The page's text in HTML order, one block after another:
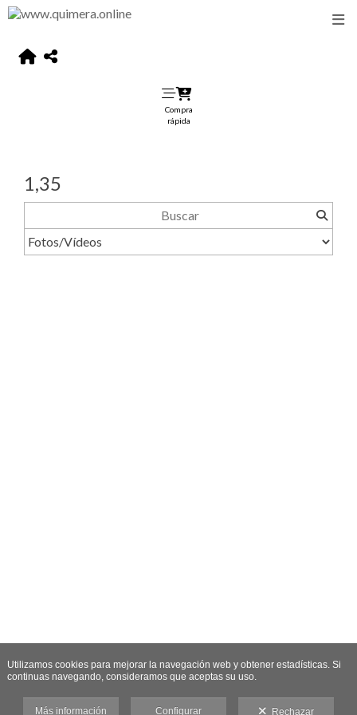
Compra
rápida
1,35
Utilizamos cookies para mejorar la navegación web y obtener estadísticas. Si
continuas navegando, consideramos que aceptas su uso.
Más información Configurar Rechazar